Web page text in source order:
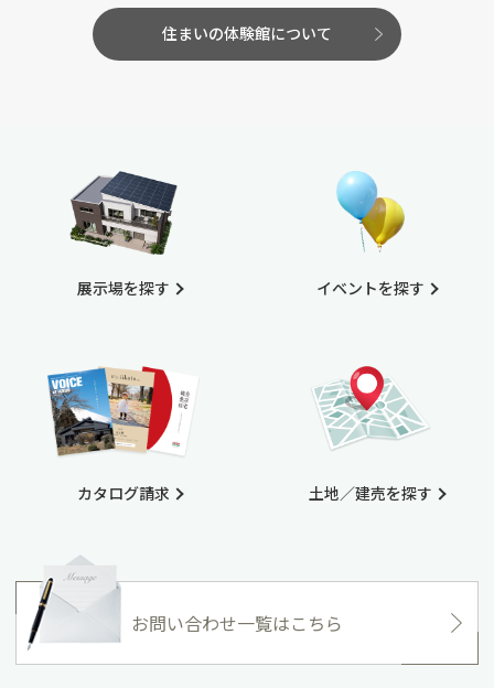
住まいの体験館について
展示場を探す
カタログ請求
イベントを探す
土地／建売を探す
お問い合わせ一覧はこちら